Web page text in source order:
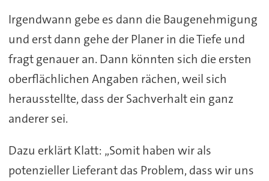
Irgendwann gebe es dann die Baugenehmigung
und erst dann gehe der Planer in die Tiefe und
fragt genauer an. Dann könnten sich die ersten
oberflächlichen Angaben rächen, weil sich
herausstellte, dass der Sachverhalt ein ganz
anderer sei.
Dazu erklärt Klatt: „Somit haben wir als
potenzieller Lieferant das Problem, dass wir uns